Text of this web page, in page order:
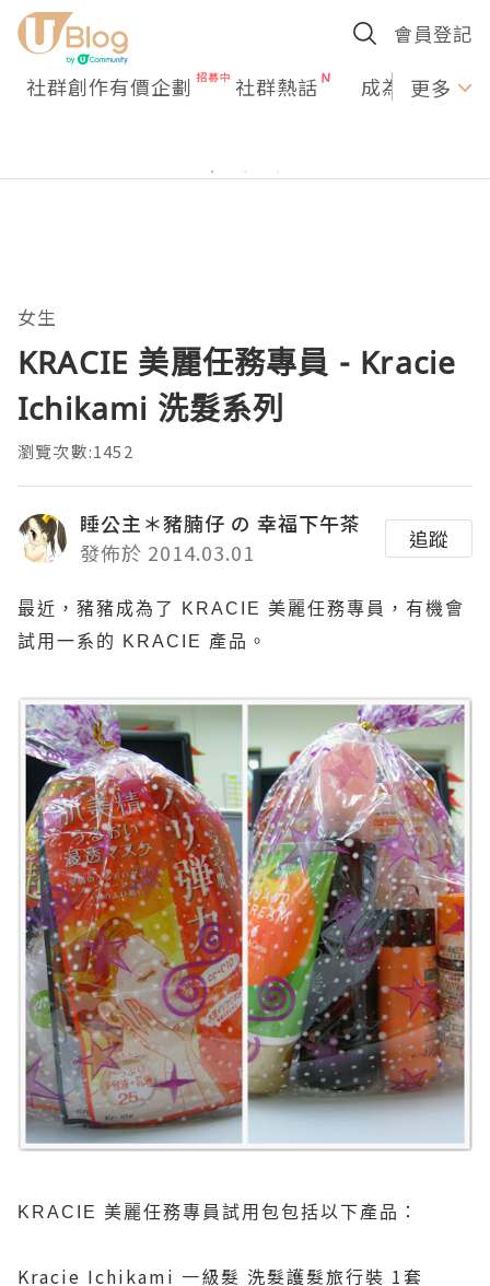
會員登記
社群創作有價企劃 社群熱話 成為U更多
女生
KRACIE 美麗任務專員 - Kracie
Ichikami 洗髮系列
瀏覽次數:1452
睡公主＊豬腩仔 の 幸福下午茶
發佈於 2014.03.01
追蹤
最近，豬豬成為了 KRACIE 美麗任務專員，有機會
試用一系的
KRACIE 產品。
KRACIE 美麗任務專員試用包包括以下產品：
Kracie Ichikami 一級髮 洗髮護髮旅行裝 1套